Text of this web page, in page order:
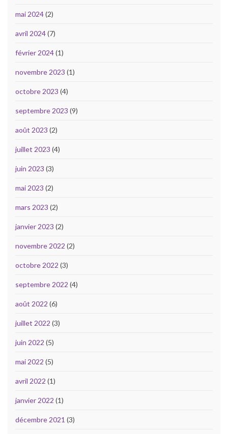
mai 2024(2)
avril 2024(7)
février 2024(1)
novembre 2023 (1)
octobre 2023 (4)
septembre 2023 (9)
août 2023 (2)
juillet 2023 (4)
juin 2023 (3)
mai 2023 (2)
mars 2023 (2)
janvier 2023 (2)
novembre 2022 (2)
octobre 2022 (3)
septembre 2022 (4)
août 2022 (6)
juillet 2022 (3)
juin 2022 (5)
mai 2022 (5)
avril 2022 (1)
janvier 2022 (1)
décembre 2021 (3)